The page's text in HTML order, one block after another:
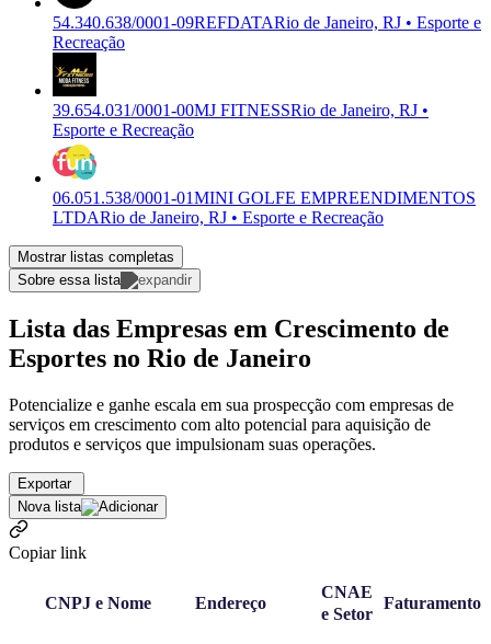
54.340.638/0001-09REFDATARio de Janeiro, RJ • Esporte e
Recreação
39.654.031/0001-00MJ FITNESSRio de Janeiro, RJ •
Esporte e Recreação
06.051.538/0001-01MINI GOLFE EMPREENDIMENTOS
LTDARio de Janeiro, RJ • Esporte e Recreação
Mostrar listas completas
Sobre essa lista
Lista das Empresas em Crescimento de
Esportes no Rio de Janeiro
Potencialize e ganhe escala em sua prospecção com empresas de
serviços em crescimento com alto potencial para aquisição de
produtos e serviços que impulsionam suas operações.
Exportar
Nova lista
Copiar link
CNPJ e Nome Endereço
CNAE
e Setor
Faturamento